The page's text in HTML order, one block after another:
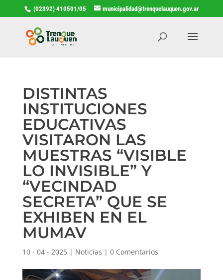
(02392) 410501/05 municipalidad@trenquelauquen.gov.ar
DISTINTAS
INSTITUCIONES
EDUCATIVAS
VISITARON LAS
MUESTRAS “VISIBLE
LO INVISIBLE” Y
“VECINDAD
SECRETA” QUE SE
EXHIBEN EN EL
MUMAV
10 - 04 - 2025| Noticias | 0 Comentarios